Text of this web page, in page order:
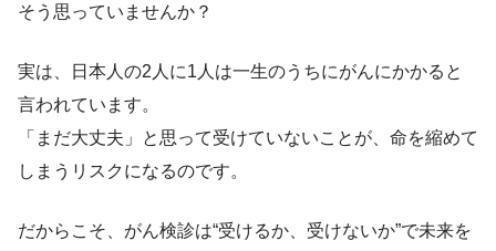
そう思っていませんか？
実は、日本人の2人に1人は一生のうちにがんにかかると
言われています。
「まだ大丈夫」と思って受けていないことが、命を縮めて
しまうリスクになるのです。
だからこそ、がん検診は“受けるか、受けないか”で未来を